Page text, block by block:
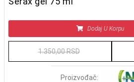
Dodaj U Korpu
1.350,00 RSD
Proizvođač: